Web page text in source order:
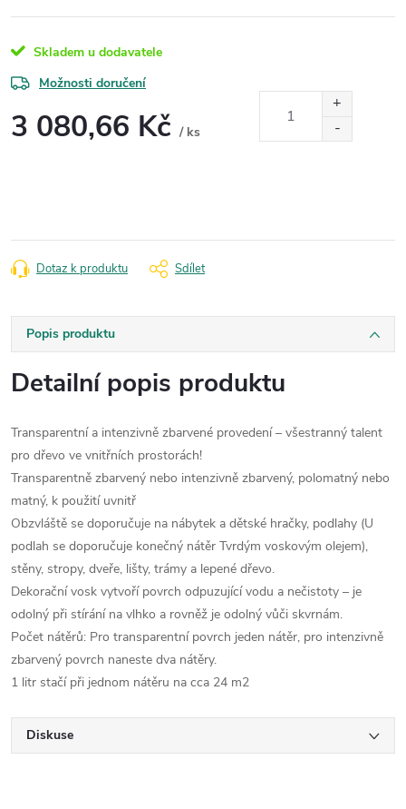
Skladem u dodavatele
Možnosti doručení
3 080,66 Kč / ks
Dotaz k produktu Sdílet
Popis produktu
Detailní popis produktu
Transparentní a intenzivně zbarvené provedení – všestranný talent
pro dřevo ve vnitřních prostorách!
Transparentně zbarvený nebo intenzivně zbarvený, polomatný nebo
matný, k použití uvnitř
Obzvláště se doporučuje na nábytek a dětské hračky, podlahy (U
podlah se doporučuje konečný nátěr Tvrdým voskovým olejem),
stěny, stropy, dveře, lišty, trámy a lepené dřevo.
Dekorační vosk vytvoří povrch odpuzující vodu a nečistoty – je
odolný při stírání na vlhko a rovněž je odolný vůči skvrnám.
Počet nátěrů: Pro transparentní povrch jeden nátěr, pro intenzivně
zbarvený povrch naneste dva nátěry.
1 litr stačí při jednom nátěru na cca 24 m2
Diskuse